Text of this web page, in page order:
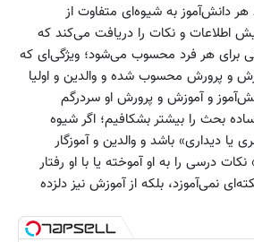
دانش‌آموز به شیوه‌ای متفاوت از
اطلاعات و نکات را دریافت می‌کند که
برای هر فرد محسوب می‌شود؛ ویژگی‌ای که
و پرورش محسوب شده و والدین و اولیا
و آموزش و پرورش او سردرگم
بحث را بیشتر بشکافیم؛ اگر شیوه
یا دیداری» باشد و والدین و آموزگار
درسی را به او آموخته یا با او رفتار
نمی‌آموزد، بلکه از آموزش نیز دلزده